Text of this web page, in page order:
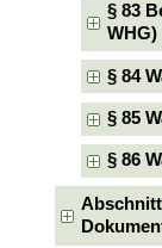
§ 83
WHG)
§ 84
§ 85
§ 86